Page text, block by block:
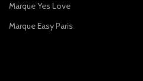
Marque Yes Love
Marque Easy Paris